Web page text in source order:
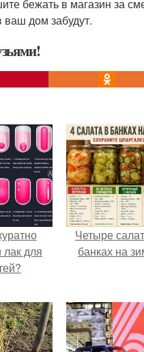
бежать в магазин за
ваш дом забудут.
лак для
Четыре
банках на